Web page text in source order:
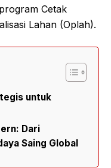
Cetak
Lahan (Oplah).
untuk
Dari
Saing Global